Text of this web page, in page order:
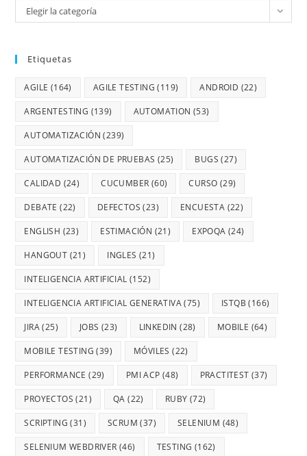
Elegir la categoría
Etiquetas
AGILE (164) AGILE TESTING (119) ANDROID (22)
ARGENTESTING (139) AUTOMATION (53)
AUTOMATIZACIÓN (239)
AUTOMATIZACIÓN DE PRUEBAS (25) BUGS (27)
CALIDAD (24) CUCUMBER (60) CURSO (29)
DEBATE (22) DEFECTOS (23) ENCUESTA (22)
ENGLISH (23) ESTIMACIÓN (21) EXPOQA (24)
HANGOUT (21) INGLES (21)
INTELIGENCIA ARTIFICIAL (152)
INTELIGENCIA ARTIFICIAL GENERATIVA(75) ISTQB (166)
JIRA(25) JOBS (23) LINKEDIN (28) MOBILE (64)
MOBILE TESTING (39) MÓVILES (22)
PERFORMANCE (29) PMI ACP (48) PRACTITEST (37)
PROYECTOS (21) QA (22) RUBY (72)
SCRIPTING (31) SCRUM (37) SELENIUM (48)
SELENIUM WEBDRIVER (46) TESTING (162)